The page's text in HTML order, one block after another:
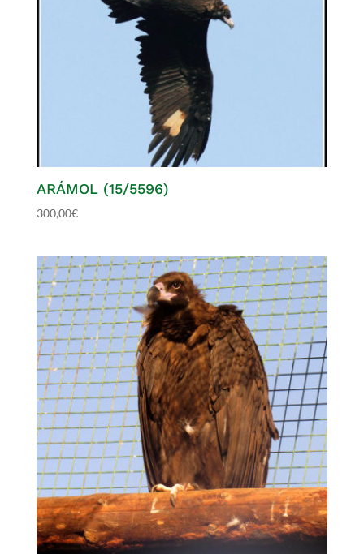
ARÁMOL (15/5596)
300,00€